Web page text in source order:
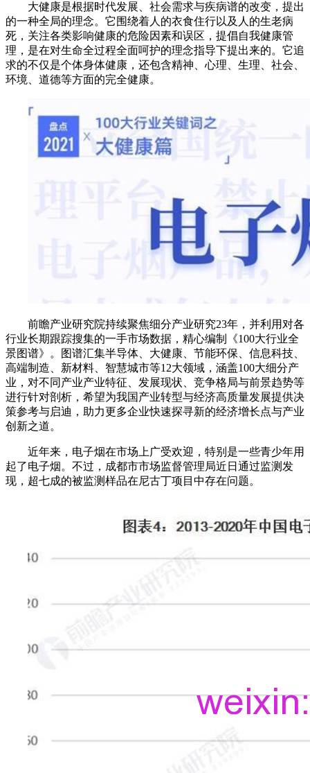
大健康是根据时代发展、社会需求与疾病谱的改变，提出
的一种全局的理念。它围绕着人的衣食住行以及人的生老病
死，关注各类影响健康的危险因素和误区，提倡自我健康管
理，是在对生命全过程全面呵护的理念指导下提出来的。它追
求的不仅是个体身体健康，还包含精神、心理、生理、社会、
环境、道德等方面的完全健康。
前瞻产业研究院持续聚焦细分产业研究23年，并利用对各
行业长期跟踪搜集的一手市场数据，精心编制《100大行业全
景图谱》。图谱汇集半导体、大健康、节能环保、信息科技、
高端制造、新材料、智慧城市等12大领域，涵盖100大细分产
业，对不同产业产业特征、发展现状、竞争格局与前景趋势等
进行针对剖析，希望为我国产业转型与经济高质量发展提供决
策参考与启迪，助力更多企业快速探寻新的经济增长点与产业
创新之道。
近年来，电子烟在市场上广受欢迎，特别是一些青少年用
起了电子烟。不过，成都市市场监督管理局近日通过监测发
现，超七成的被监测样品在尼古丁项目中存在问题。